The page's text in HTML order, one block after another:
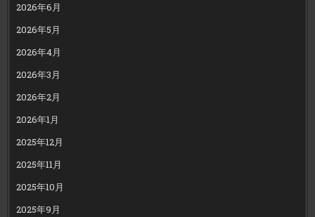
2026年6月
2026年5月
2026年4月
2026年3月
2026年2月
2026年1月
2025年12月
2025年11月
2025年10月
2025年9月